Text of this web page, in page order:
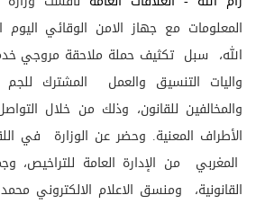
المعلومات مع جهاز الامن الوقائي اليوم
الله، سبل تكثيف حملة ملاحقة مروجي
واليات التنسيق والعمل المشترك
والمخالفين للقانون، وذلك من خلال
الأطراف المعنية. وحضر عن الوزارة في
المغربي من الإدارة العامة للتراخيص،
القانونية، ومنسق الاعلام الالكتروني